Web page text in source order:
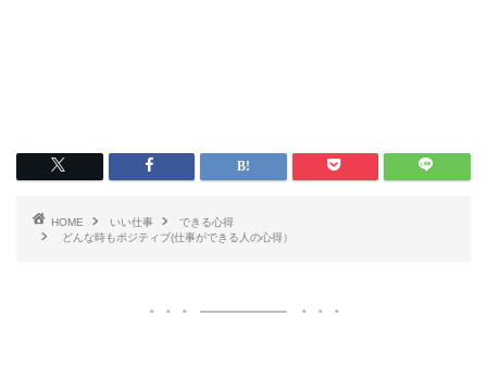
HOME いい仕事
できる心得
どんな時もポジティブ(仕事ができる人の心得）